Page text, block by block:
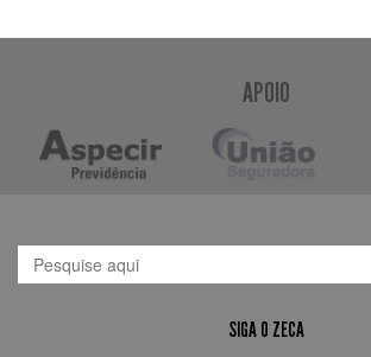
APOIO
SIGA O ZECA